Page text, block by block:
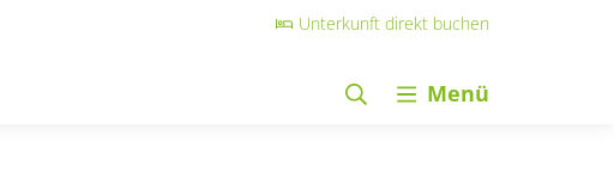
Unterkunft direkt buchen
Menü